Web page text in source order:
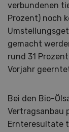
verbundenen
Prozent) noch
gemacht
rund 31
Vorjahr
Bei den Bio-
Vertragsanbau
Ernteresultate